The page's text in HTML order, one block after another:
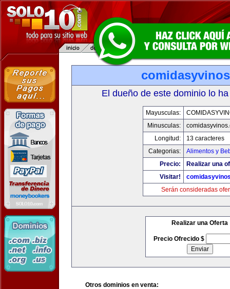
El dueño de este dominio lo
Mayusculas:
Minusculas:
Longitud:
13 caracteres
Categorias:
Alimentos y
Precio:
Realizar una
Visitar!
Serán consideradas
Realizar una Oferta
Precio Ofrecido $
Otros dominios en venta: